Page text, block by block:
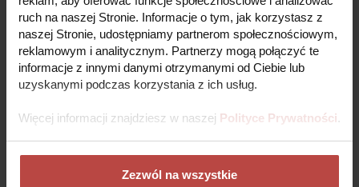
ruch na naszej Stronie. Informacje o tym, jak korzystasz z
naszej Stronie, udostępniamy partnerom społecznościowym,
reklamowym i analitycznym. Partnerzy mogą połączyć te
informacje z innymi danymi otrzymanymi od Ciebie lub
uzyskanymi podczas korzystania z ich usług.
Więcej informacji znajdziesz w naszej Polityce Prywatności.
Zezwól na wszystkie
PROCES REKLAMACJI
Krok po kroku – tak łatwo naprawisz swoje urządzenie z
Fixit!
1
Zarejestruj zlecenie naprawy online
potrzebujemy tylko kilku podstawowych